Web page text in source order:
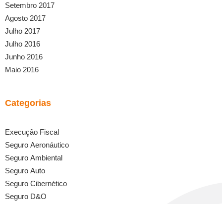
Setembro 2017
Agosto 2017
Julho 2017
Julho 2016
Junho 2016
Maio 2016
Categorias
Execução Fiscal
Seguro Aeronáutico
Seguro Ambiental
Seguro Auto
Seguro Cibernético
Seguro D&O